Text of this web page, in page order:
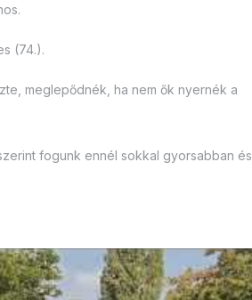
(74.).
meglepődnék, ha nem ők nyernék a
fogunk ennél sokkal gyorsabban és